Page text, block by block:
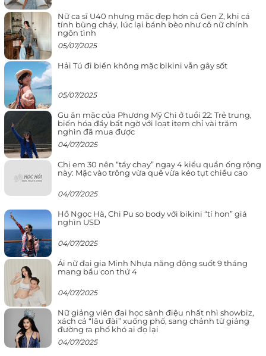
Nữ ca sĩ U40 nhưng mặc đẹp hơn cả Gen Z, khi cá
tính bùng cháy, lúc lại bánh bèo như cô nữ chính
ngôn tình
05/07/2025
Hải Tú đi biển không mặc bikini vẫn gây sốt
05/07/2025
Gu ăn mặc của Phương Mỹ Chi ở tuổi 22: Trẻ trung,
biến hóa đầy bất ngờ với loạt item chỉ vài trăm
nghìn đã mua được
04/07/2025
Chị em 30 nên “tẩy chay” ngay 4 kiểu quần ống rộng
này: Mặc vào trông vừa quê vừa kéo tụt chiều cao
04/07/2025
Hồ Ngọc Hà, Chi Pu so body với bikini “tí hon” giá
nghìn USD
04/07/2025
Ái nữ đại gia Minh Nhựa năng động suốt 9 tháng
mang bầu con thứ 4
04/07/2025
Nữ giảng viên đại học sành điệu nhất nhì showbiz,
xách cả “lâu đài” xuống phố, sang chảnh từ giảng
đường ra phố khó ai đọ lại
04/07/2025